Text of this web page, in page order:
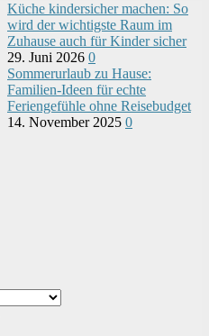
Küche kindersicher machen: So
wird der wichtigste Raum im
Zuhause auch für Kinder sicher
29. Juni 2026 0
Sommerurlaub zu Hause:
Familien-Ideen für echte
Feriengefühle ohne Reisebudget
14. November 2025 0